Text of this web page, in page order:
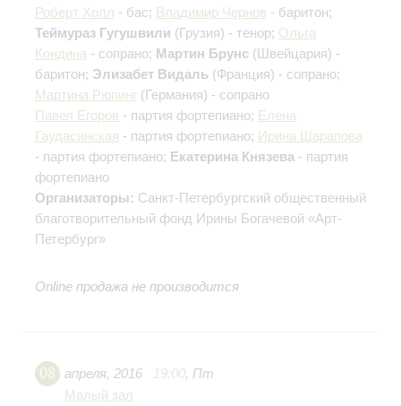
Роберт Холл - бас; Владимир Чернов - баритон;
Теймураз Гугушвили (Грузия) - тенор; Ольга
Кондина - сопрано; Мартин Брунс (Швейцария) -
баритон; Элизабет Видаль (Франция) - сопрано;
Мартина Рюпинг (Германия) - сопрано
Павел Егоров - партия фортепиано; Елена
Гаудасинская - партия фортепиано; Ирина Шарапова
- партия фортепиано; Екатерина Князева - партия
фортепиано
Организаторы: Санкт-Петербургский общественный
благотворительный фонд Ирины Богачевой «Арт-
Петербург»
Online продажа не производится
08 апреля, 2016 19:00, Пт
Малый зал